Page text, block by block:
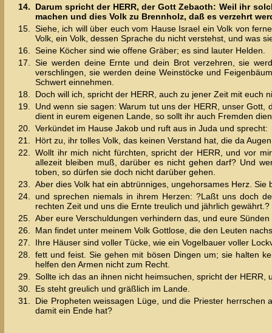
14.
Darum spricht der HERR, der Gott Zebaoth: Weil ihr
machen und dies Volk zu Brennholz, daß es verzehrt
15.
Siehe, ich will über euch vom Hause Israel ein Volk von
Volk, ein Volk, dessen Sprache du nicht verstehst, und was
16.
Seine Köcher sind wie offene Gräber; es sind lauter Helden.
17.
Sie werden deine Ernte und dein Brot verzehren, sie
verschlingen, sie werden deine Weinstöcke und
Schwert einnehmen.
18.
Doch will ich, spricht der HERR, auch zu jener Zeit mit euch
19.
Und wenn sie sagen: Warum tut uns der HERR, unser
dient in eurem eigenen Lande, so sollt ihr auch Fremden
20.
Verkündet im Hause Jakob und ruft aus in Juda und sprecht:
21.
Hört zu, ihr tolles Volk, das keinen Verstand hat, die da
22.
Wollt ihr mich nicht fürchten, spricht der HERR, und vor
allezeit bleiben muß, darüber es nicht gehen darf? Und
toben, so dürfen sie doch nicht darüber gehen.
23.
Aber dies Volk hat ein abtrünniges, ungehorsames Herz.
24.
und sprechen niemals in ihrem Herzen: ?Laßt uns doch
rechten Zeit und uns die Ernte treulich und jährlich gewährt.?
25.
Aber eure Verschuldungen verhindern das, und eure
26.
Man findet unter meinem Volk Gottlose, die den Leuten
27.
Ihre Häuser sind voller Tücke, wie ein Vogelbauer voller
28.
fett und feist. Sie gehen mit bösen Dingen um; sie halten
helfen den Armen nicht zum Recht.
29.
Sollte ich das an ihnen nicht heimsuchen, spricht der
30.
Es steht greulich und gräßlich im Lande.
31.
Die Propheten weissagen Lüge, und die Priester
damit ein Ende hat?